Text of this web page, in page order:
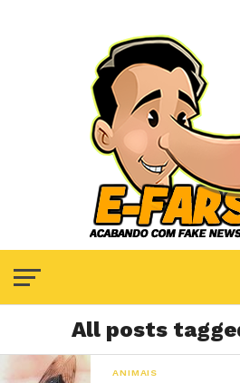
All posts
ANIMAIS